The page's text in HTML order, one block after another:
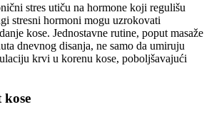
stres utiču na hormone koji regulišu
stresni hormoni mogu uzrokovati
kose. Jednostavne rutine, poput masaže
dnevnog disanja, ne samo da umiruju
krvi u korenu kose, poboljšavajući